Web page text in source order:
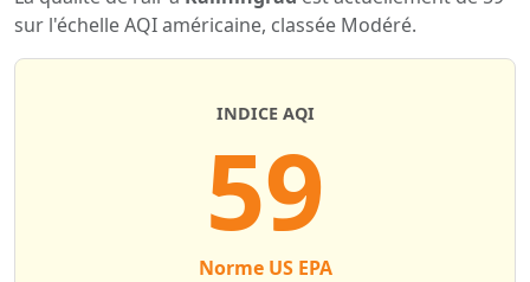
sur l'échelle AQI américaine, classée Modéré.
INDICE AQI
59
Norme US EPA